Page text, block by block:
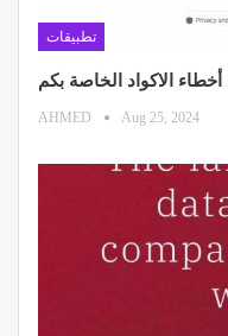
تطبيقات
الاكواد الخاصة بكم
AHMED Aug 25, 2024